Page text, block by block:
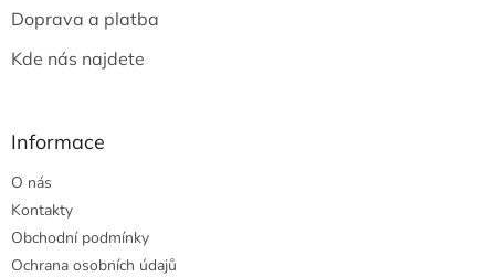
Doprava a platba
Kde nás najdete
Informace
O nás
Kontakty
Obchodní podmínky
Ochrana osobních údajů